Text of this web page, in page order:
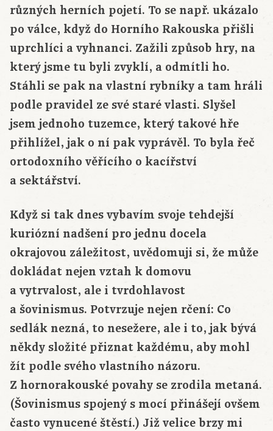
různých herních pojetí. To se např. ukázalo
po válce, když do Horního Rakouska přišli
uprchlíci a vyhnanci. Zažili způsob hry, na
který jsme tu byli zvyklí, a odmítli ho.
Stáhli se pak na vlastní rybníky a tam hráli
podle pravidel ze své staré vlasti. Slyšel
jsem jednoho tuzemce, který takové hře
přihlížel, jak o ní pak vyprávěl. To byla řeč
ortodoxního věřícího o kacířství
a sektářství.
Když si tak dnes vybavím svoje tehdejší
kuriózní nadšení pro jednu docela
okrajovou záležitost, uvědomuji si, že může
dokládat nejen vztah k domovu
a vytrvalost, ale i tvrdohlavost
a šovinismus. Potvrzuje nejen rčení: Co
sedlák nezná, to nesežere, ale i to, jak bývá
někdy složité přiznat každému, aby mohl
žít podle svého vlastního názoru.
Z hornorakouské povahy se zrodila metaná.
(Šovinismus spojený s mocí přinášejí ovšem
často vynucené štěstí.) Již velice brzy mi